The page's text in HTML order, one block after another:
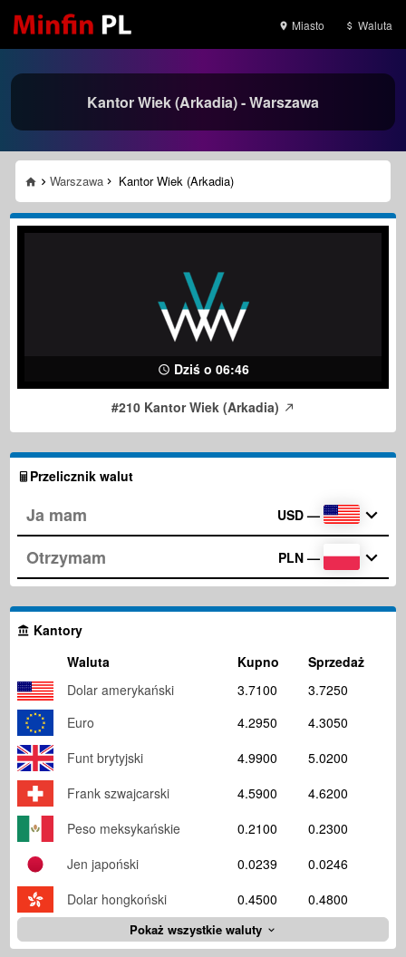
Miasto Waluta
Kantor Wiek (Arkadia) - Warszawa
Warszawa Kantor Wiek (Arkadia)
Dziś o 06:46
#210 Kantor Wiek (Arkadia)
Przelicznik walut
USD —
PLN —
Kantory
Waluta
Kupno
Sprzedaż
Dolar amerykański
3.7100
3.7250
Euro
4.2950
4.3050
Funt brytyjski
4.9900
5.0200
Frank szwajcarski
4.5900
4.6200
Peso meksykańskie
0.2100
0.2300
Jen japoński
0.0239
0.0246
Dolar hongkoński
0.4500 0.4800
Pokaż wszystkie waluty